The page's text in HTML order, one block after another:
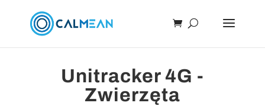
Unitracker 4G -
Zwierzęta